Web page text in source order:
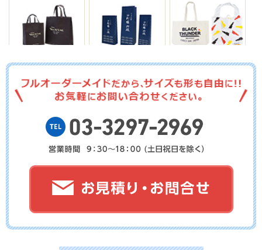
No.03-112 No.03-111 No.03-110
No.03-106 No.03-105 No.03-104